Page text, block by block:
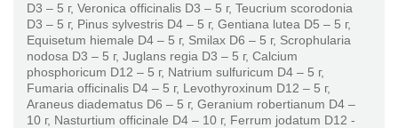
199Глиоксаль композитум
Графитес Космоплекс
Грипп-Нозод-Инъель
Грипп-Хеель
Дискус композитум
D3 – 5 г, Veronica officinalis D3 – 5 г, Teucrium scorodonia
D3 – 5 г, Pinus sylvestris D4 – 5 г, Gentiana lutea D5 – 5 г,
Equisetum hiemale D4 – 5 г, Smilax D6 – 5 г, Scrophularia
nodosa D3 – 5 г, Juglans regia D3 – 5 г, Calcium
phosphoricum D12 – 5 г, Natrium sulfuricum D4 – 5 г,
Fumaria officinalis D4 – 5 г, Levothyroxinum D12 – 5 г,
Araneus diadematus D6 – 5 г, Geranium robertianum D4 –
10 г, Nasturtium officinale D4 – 10 г, Ferrum jodatum D12 -